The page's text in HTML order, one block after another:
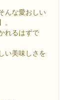
んな愛おしい
れるはずで
い美味しさを